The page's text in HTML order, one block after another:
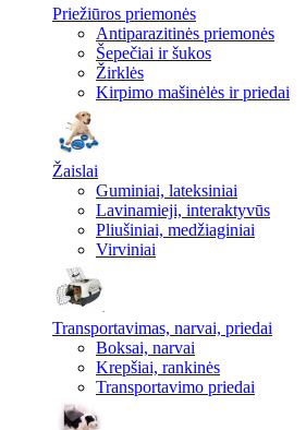
Priežiūros priemonės
Antiparazitinės priemonės
Šepečiai ir šukos
Žirklės
Kirpimo mašinėlės ir priedai
Žaislai
Guminiai, lateksiniai
Lavinamieji, interaktyvūs
Pliušiniai, medžiaginiai
Virviniai
Transportavimas, narvai, priedai
Boksai, narvai
Krepšiai, rankinės
Transportavimo priedai